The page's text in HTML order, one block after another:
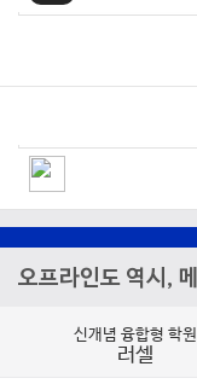
오프라인도 역시,
신개념 융합형 학원
러셀